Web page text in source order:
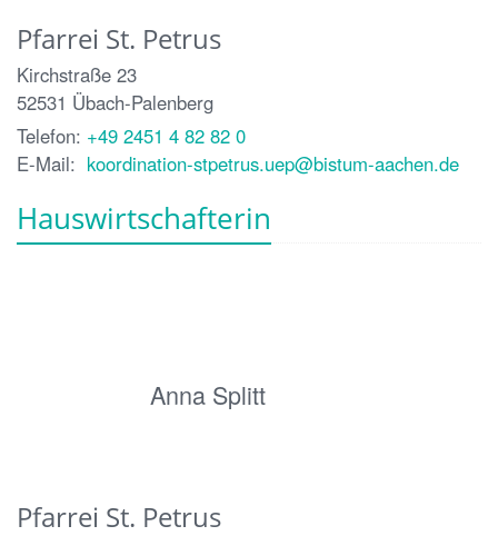
Pfarrei St. Petrus
Kirchstraße 23
52531 Übach-Palenberg
Telefon: +49 2451 4 82 82 0
E-Mail: koordination-stpetrus.uep@bistum-aachen.de
Hauswirtschafterin
Anna Splitt
Pfarrei St. Petrus